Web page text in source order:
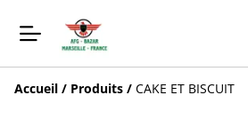
Accueil / Produits / CAKE ET BISCUIT